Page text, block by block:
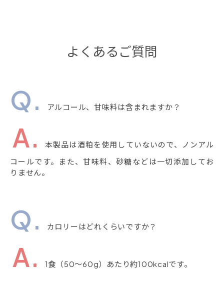
よくあるご質問
アルコール、甘味料は含まれますか？
本製品は酒粕を使用していないので、ノンアル
コールです。また、甘味料、砂糖などは一切添加してお
りません。
カロリーはどれくらいですか？
1食（50～60g）あたり約100kcalです。